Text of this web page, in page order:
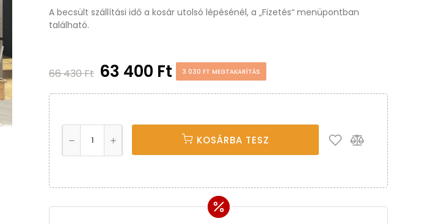
A becsült szállítási idő a kosár utolsó lépésénél, a „Fizetés“ menüpontban
található.
66 430 Ft 63 400 Ft 3 030 FT MEGTAKARÍTÁS
KOSÁRBA TESZ